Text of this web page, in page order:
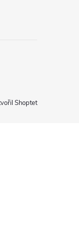
Shoptet